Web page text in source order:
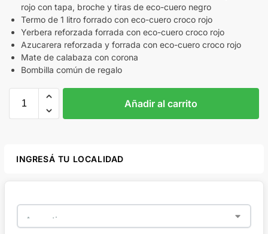
rojo con tapa, broche y tiras de eco-cuero negro
Termo de 1 litro forrado con eco-cuero croco rojo
Yerbera reforzada forrada con eco-cuero croco rojo
Azucarera reforzada y forrada con eco-cuero croco rojo
Mate de calabaza con corona
Bombilla común de regalo
Añadir al carrito
INGRESÁ TU LOCALIDAD